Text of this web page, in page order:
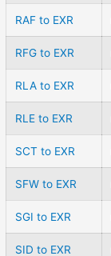
RAF to EXR
RFG to EXR
RLA to EXR
RLE to EXR
SCT to EXR
SFW to EXR
SGI to EXR
SID to EXR